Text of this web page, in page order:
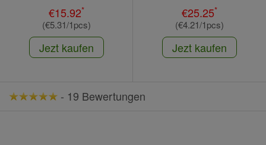
€15.92*
(€5.31/1pcs)
Jezt kaufen
€25.25*
(€4.21/1pcs)
Jezt kaufen
- 19 Bewertungen